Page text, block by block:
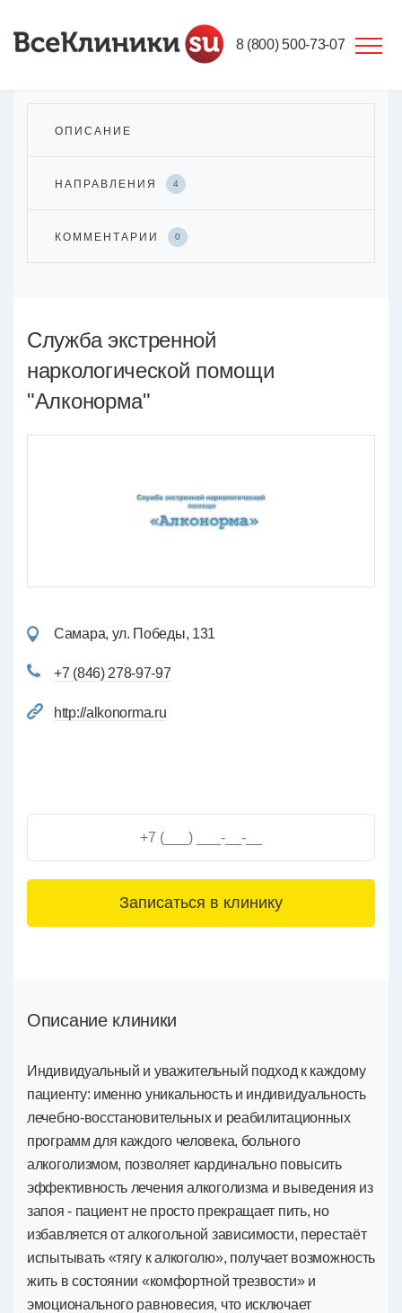
8 (800) 500-73-07
ОПИСАНИЕ
НАПРАВЛЕНИЯ 4
КОММЕНТАРИИ 0
Служба экстренной
наркологической помощи
"Алконорма"
Самара, ул. Победы, 131
+7 (846) 278-97-97
http://alkonorma.ru
3+6=
Описание клиники
Индивидуальный и уважительный подход к каждому
пациенту: именно уникальность и индивидуальность
лечебно-восстановительных и реабилитационных
программ для каждого человека, больного
алкоголизмом, позволяет кардинально повысить
эффективность лечения алкоголизма и выведения из
запоя - пациент не просто прекращает пить, но
избавляется от алкогольной зависимости, перестаёт
испытывать «тягу к алкоголю», получает возможность
жить в состоянии «комфортной трезвости» и
эмоционального равновесия, что исключает